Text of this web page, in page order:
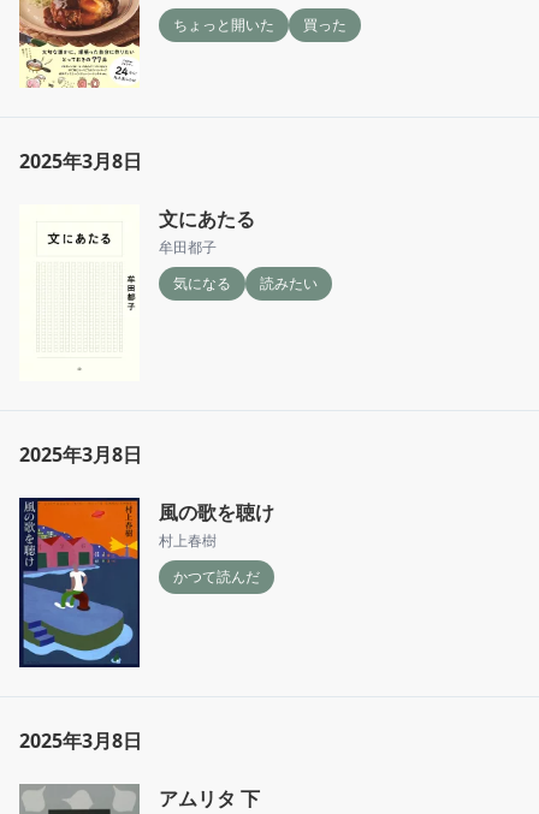
ちょっと開いた
買った
2025年3月8日
文にあたる
牟田都子
気になる
読みたい
2025年3月8日
風の歌を聴け
村上春樹
かつて読んだ
2025年3月8日
アムリタ 下